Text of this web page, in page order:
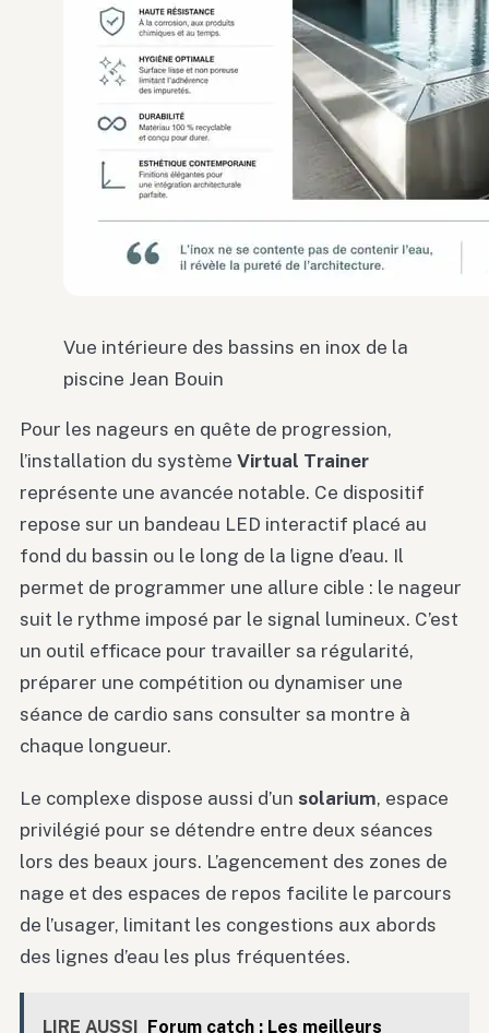
Vue intérieure des bassins en inox de la
piscine Jean Bouin
Pour les nageurs en quête de progression,
l’installation du système Virtual Trainer
représente une avancée notable. Ce dispositif
repose sur un bandeau LED interactif placé au
fond du bassin ou le long de la ligne d’eau. Il
permet de programmer une allure cible : le nageur
suit le rythme imposé par le signal lumineux. C’est
un outil efficace pour travailler sa régularité,
préparer une compétition ou dynamiser une
séance de cardio sans consulter sa montre à
chaque longueur.
Le complexe dispose aussi d’un solarium, espace
privilégié pour se détendre entre deux séances
lors des beaux jours. L’agencement des zones de
nage et des espaces de repos facilite le parcours
de l’usager, limitant les congestions aux abords
des lignes d’eau les plus fréquentées.
LIRE AUSSI Forum catch : Les meilleurs